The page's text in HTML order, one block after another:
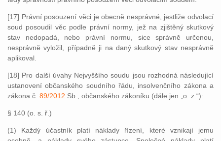
[17] Právní posouzení věci je obecně nesprávné, jestliže odvolací
soud posoudil věc podle právní normy, jež na zjištěný skutkový
stav nedopadá, nebo právní normu, sice správně určenou,
nesprávně vyložil, případně ji na daný skutkový stav nesprávně
aplikoval.
[18] Pro další úvahy Nejvyššího soudu jsou rozhodná následující
ustanovení občanského soudního řádu, insolvenčního zákona a
zákona č. 89/2012 Sb., občanského zákoníku (dále jen „o. z.“):
§ 140 (o. s. ř.)
(1) Každý účastník platí náklady řízení, které vznikají jemu